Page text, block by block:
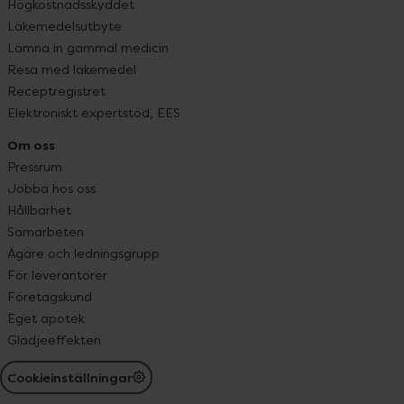
Högkostnadsskyddet
Läkemedelsutbyte
Lämna in gammal medicin
Resa med läkemedel
Receptregistret
Elektroniskt expertstöd, EES
Om oss
Pressrum
Jobba hos oss
Hållbarhet
Samarbeten
Ägare och ledningsgrupp
För leverantörer
Företagskund
Eget apotek
Glädjeeffekten
Cookieinställningar